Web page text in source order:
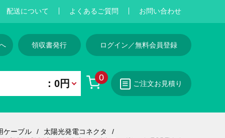
配送について よくあるご質問 お問い合わせ
領収書発行 ログイン／無料会員登録
0
：0円 ご注文お見積り
ケーブル
太陽光発電コネクタ